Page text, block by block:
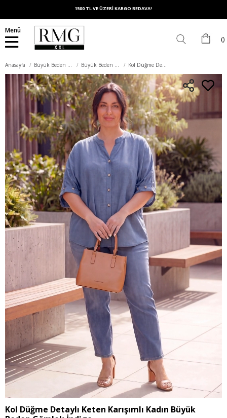
1500 TL VE ÜZERİ KARGO BEDAVA!
Menü
Anasayfa Büyük Beden Üst Giyim Büyük Beden Bluz Kol Düğme Detaylı Keten Karışımlı Kadın Büyük Beden Gömlek İndigo
Kol Düğme Detaylı Keten Karışımlı Kadın Büyük